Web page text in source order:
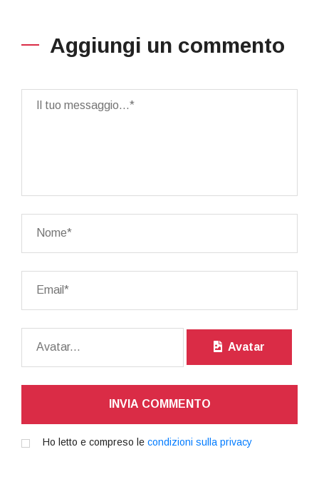
Aggiungi un commento
Avatar
INVIA COMMENTO
Ho letto e compreso le condizioni sulla privacy